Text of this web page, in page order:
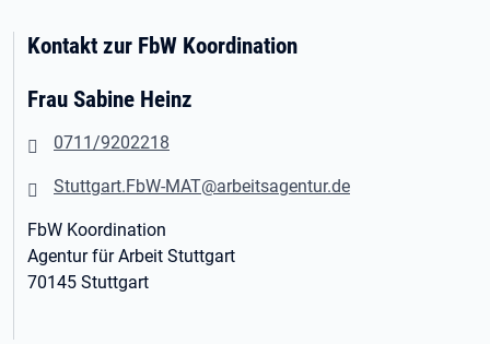
Kontakt zur FbW Koordination
Frau Sabine Heinz
0711/9202218
Stuttgart.FbW-MAT@arbeitsagentur.de
FbW Koordination
Agentur für Arbeit Stuttgart
70145 Stuttgart